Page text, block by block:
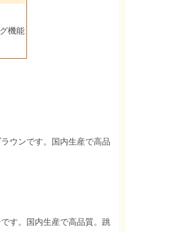
機能
ウンです。国内生産で高品
す。国内生産で高品質。跳